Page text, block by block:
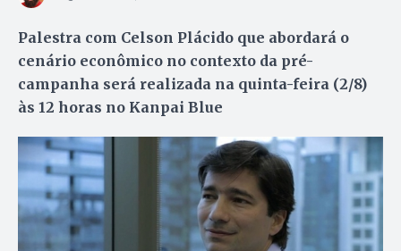
Palestra com Celson Plácido que abordará o
cenário econômico no contexto da pré-
campanha será realizada na quinta-feira (2/8)
às 12 horas no Kanpai Blue